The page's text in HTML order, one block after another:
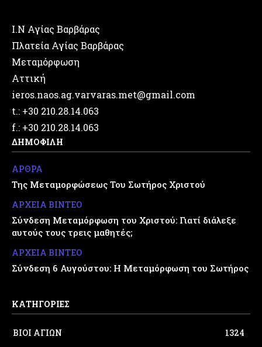
Ι.Ν Αγίας Βαρβάρας
Πλατεία Αγίας Βαρβάρας
Μεταμόρφωση
Αττική
ieros.naos.ag.varvaras.met@gmail.com
t.: +30 210.28.14.063
f.: +30 210.28.14.063
ΔΗΜΟΦΙΛΗ
ΑΡΘΡΑ
Της Μεταμορφώσεως Του Σωτήρος Χριστού
ΑΡΧΕΙΑ ΒΙΝΤΕΟ
Σύνδεση Μεταμόρφωση του Χριστού: Γιατί διάλεξε
αυτούς τους τρεις μαθητές;
ΑΡΧΕΙΑ ΒΙΝΤΕΟ
Σύνδεση 6 Αυγούστου: Η Μεταμόρφωση του Σωτήρος
ΚΑΤΗΓΟΡΙΕΣ
ΒΙΟΙ ΑΓΙΩΝ
1324